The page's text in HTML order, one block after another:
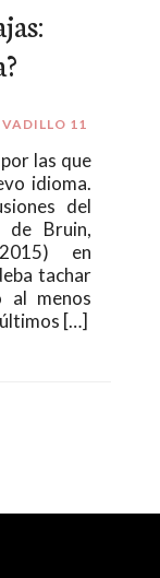
VADILLO 11
las que
idioma.
del
de Bruin,
en
tachar
menos
[…]